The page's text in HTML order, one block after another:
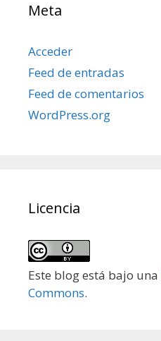
Meta
Acceder
Feed de entradas
Feed de comentarios
WordPress.org
Licencia
Este blog está bajo una
Commons.